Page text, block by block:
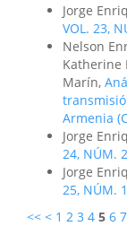
Jorge
VOL. 23,
Nelson
Katherine
Marín,
Armenia
Jorge
24, NÚM.
Jorge
25, NÚM.
<< < 1 2 3 4 5 6 7